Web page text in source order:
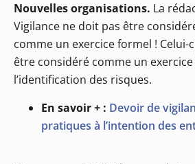
Nouvelles organisations. La
Vigilance ne doit pas être
comme un exercice formel !
être considéré comme un
l’identification des risques.
En savoir + : Devoir de
pratiques à l’intention des